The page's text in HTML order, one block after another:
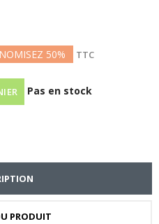
50% TTC
Pas en stock
PRODUIT